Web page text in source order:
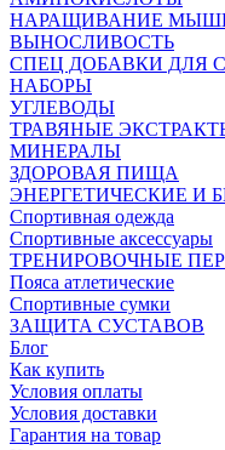
НАРАЩИВАНИЕ
ВЫНОСЛИВОСТЬ
СПЕЦ ДОБАВКИ ДЛЯ
НАБОРЫ
УГЛЕВОДЫ
ТРАВЯНЫЕ
МИНЕРАЛЫ
ЗДОРОВАЯ ПИЩА
ЭНЕРГЕТИЧЕСКИЕ И
Спортивная одежда
Спортивные аксессуары
ТРЕНИРОВОЧНЫЕ
Пояса атлетические
Спортивные сумки
ЗАЩИТА СУСТАВОВ
Блог
Как купить
Условия оплаты
Условия доставки
Гарантия на товар